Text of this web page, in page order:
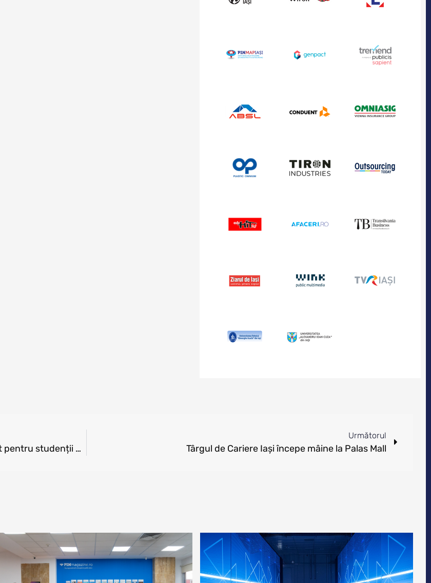
INNOVATION LABS: un poligon de încercare perfect pentru studenții creativi în tehnologie
Următorul
Târgul de Cariere Iași începe mâine la Palas Mall